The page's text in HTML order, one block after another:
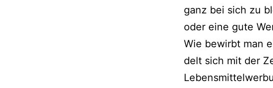
ganz bei sich zu
oder eine gute
Wie bewirbt man
delt sich mit der